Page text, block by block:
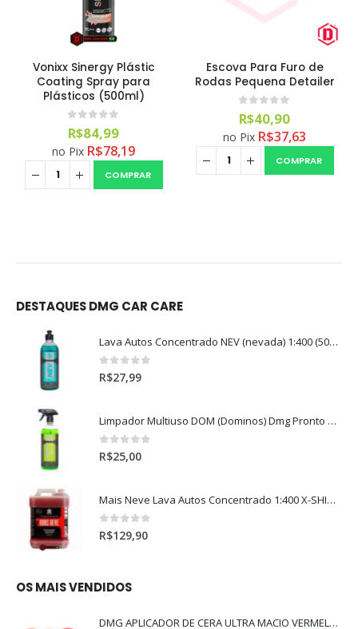
Vonixx Sinergy Plástic
Coating Spray para
Plásticos (500ml)
0 out of 5
R$84,99
no Pix R$78,19
COMPRAR
Escova Para Furo de
Rodas Pequena Detailer
0 out of 5
R$40,90
no Pix R$37,63
COMPRAR
DESTAQUES DMG CAR CARE
Lava Autos Concentrado NEV (nevada) 1:400 (500ml)
0out of 5
R$27,99
Limpador Multiuso DOM (Dominos) Dmg Pronto P/Uso (500ml)
0 out of 5
R$25,00
Mais Neve Lava Autos Concentrado 1:400 X-SHINE 5Litros
0 out of 5
R$129,90
OS MAIS VENDIDOS
DMG APLICADOR DE CERA ULTRA MACIO VERMELHO l